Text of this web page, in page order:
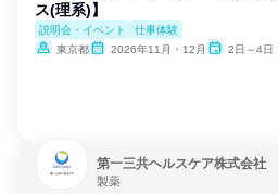
ス(理系)】
説明会・イベント
仕事体験
東京都
2026年11月・12月 2日～4日
第一三共ヘルスケア株式会社
製薬